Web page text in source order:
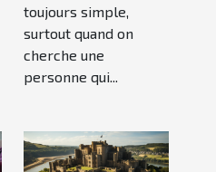
toujours simple,
surtout quand on
cherche une
personne qui...